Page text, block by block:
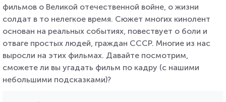
фильмов о Великой отечественной войне, о жизни
солдат в то нелегкое время. Сюжет многих кинолент
основан на реальных событиях, повествует о боли и
отваге простых людей, граждан СССР. Многие из нас
выросли на этих фильмах. Давайте посмотрим,
сможете ли вы угадать фильм по кадру (с нашими
небольшими подсказками)?